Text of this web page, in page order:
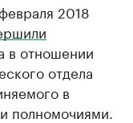
2018
в отношении
отдела
в
полномочиями.